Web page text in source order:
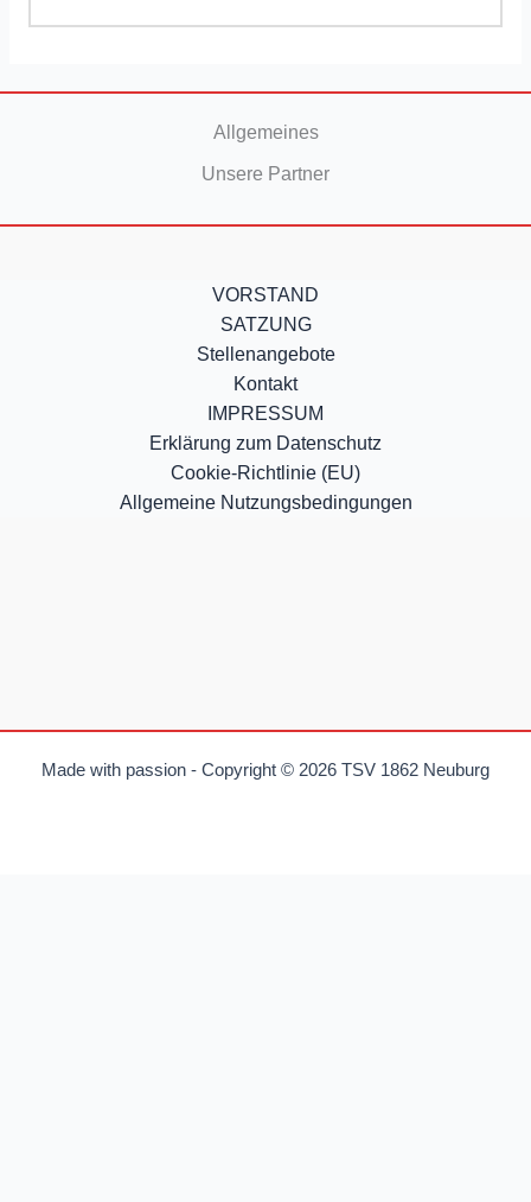
Allgemeines
Unsere Partner
VORSTAND
SATZUNG
Stellenangebote
Kontakt
IMPRESSUM
Erklärung zum Datenschutz
Cookie-Richtlinie (EU)
Allgemeine Nutzungsbedingungen
Made with passion - Copyright © 2026 TSV 1862 Neuburg